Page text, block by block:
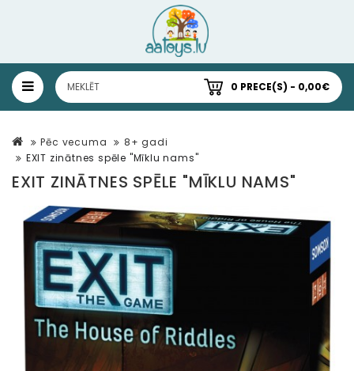
0 PRECE(S) - 0,00€
Pēc vecuma
8+ gadi
EXIT zinātnes spēle "Mīklu nams"
EXIT ZINĀTNES SPĒLE "MĪKLU NAMS"